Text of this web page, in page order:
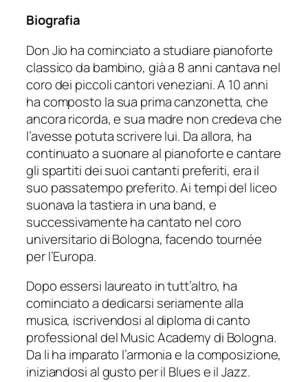
Biografia
Don Jio ha cominciato a studiare pianoforte
classico da bambino, già a 8 anni cantava nel
coro dei piccoli cantori veneziani. A 10 anni
ha composto la sua prima canzonetta, che
ancora ricorda, e sua madre non credeva che
l’avesse potuta scrivere lui. Da allora, ha
continuato a suonare al pianoforte e cantare
gli spartiti dei suoi cantanti preferiti, era il
suo passatempo preferito. Ai tempi del liceo
suonava la tastiera in una band, e
successivamente ha cantato nel coro
universitario di Bologna, facendo tournée
per l’Europa.
Dopo essersi laureato in tutt’altro, ha
cominciato a dedicarsi seriamente alla
musica, iscrivendosi al diploma di canto
professional del Music Academy di Bologna.
Da li ha imparato l’armonia e la composizione,
iniziandosi al gusto per il Blues e il Jazz.